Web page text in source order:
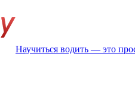
Научиться водить — это